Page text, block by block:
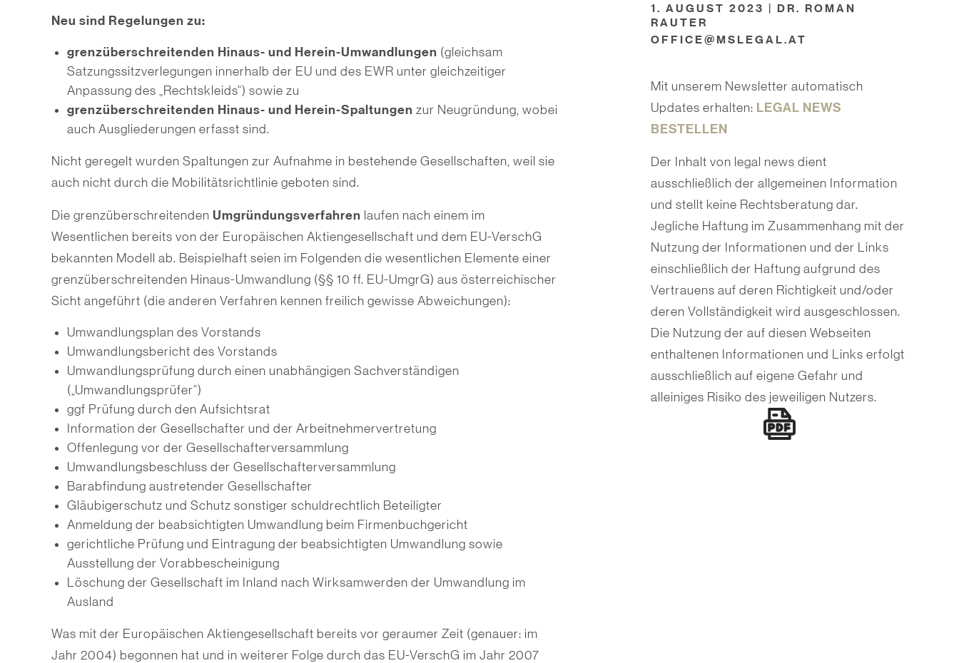
1. AUGUST 2023 | DR. ROMAN
RAUTER
OFFICE@MSLEGAL.AT
Mit unserem Newsletter automatisch
Updates erhalten: LEGAL NEWS
BESTELLEN
Der Inhalt von legal news dient
ausschließlich der allgemeinen Information
und stellt keine Rechtsberatung dar.
Jegliche Haftung im Zusammenhang mit der
Nutzung der Informationen und der Links
einschließlich der Haftung aufgrund des
Vertrauens auf deren Richtigkeit und/oder
deren Vollständigkeit wird ausgeschlossen.
Die Nutzung der auf diesen Webseiten
enthaltenen Informationen und Links erfolgt
ausschließlich auf eigene Gefahr und
alleiniges Risiko des jeweiligen Nutzers.
Neu sind Regelungen zu:
grenzüberschreitenden Hinaus- und Herein-Umwandlungen (gleichsam
Satzungssitzverlegun­gen innerhalb der EU und des EWR unter gleichzeitiger
Anpassung des „Rechtskleids“) sowie zu
grenzüberschreitenden Hinaus- und Herein-Spaltungen zur Neugründung, wobei
auch Aus­gliederungen erfasst sind.
Nicht geregelt wurden Spaltungen zur Aufnahme in bestehende Gesellschaften, weil sie
auch nicht durch die Mobilitätsrichtlinie geboten sind.
Die grenzüberschreitenden Umgründungsverfahren laufen nach einem im
Wesentlichen bereits von der Europäischen Aktiengesellschaft und dem EU-VerschG
bekannten Modell ab. Beispielhaft seien im Folgenden die wesentlichen Elemente einer
grenzüberschreitenden Hinaus-Umwandlung (§§ 10 ff. EU-UmgrG) aus österreichischer
Sicht angeführt (die anderen Verfahren kennen freilich gewisse Abweichungen):
Umwandlungsplan des Vorstands
Umwandlungsbericht des Vorstands
Umwandlungsprüfung durch einen unabhängigen Sachverständigen
(„Umwandlungsprüfer“)
ggf Prüfung durch den Aufsichtsrat
Information der Gesellschafter und der Arbeitnehmervertretung
Offenlegung vor der Gesellschafterversammlung
Umwandlungsbeschluss der Gesellschafterversammlung
Barabfindung austretender Gesellschafter
Gläubigerschutz und Schutz sonstiger schuldrechtlich Beteiligter
Anmeldung der beabsichtigten Umwandlung beim Firmenbuchgericht
gerichtliche Prüfung und Eintragung der beabsichtigten Umwandlung sowie
Ausstellung der Vorabbescheinigung
Löschung der Gesellschaft im Inland nach Wirksamwerden der Umwandlung im
Ausland
Was mit der Europäischen Aktiengesellschaft bereits vor geraumer Zeit (genauer: im
Jahr 2004) begonnen hat und in weiterer Folge durch das EU-VerschG im Jahr 2007